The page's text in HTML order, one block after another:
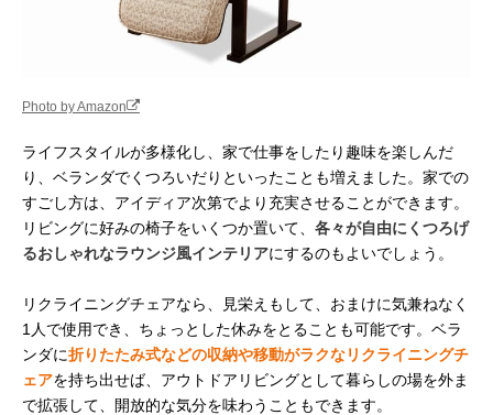
Photo by Amazon
ライフスタイルが多様化し、家で仕事をしたり趣味を楽しんだ
り、ベランダでくつろいだりといったことも増えました。家での
すごし方は、アイディア次第でより充実させることができます。
リビングに好みの椅子をいくつか置いて、 各々が自由にくつろげ
るおしゃれなラウンジ風インテリアにするのもよいでしょう。
リクライニングチェアなら、見栄えもして、おまけに気兼ねなく
1人で使用でき、ちょっとした休みをとることも可能です。ベラ
ンダに折りたたみ式などの収納や移動がラクなリクライニングチ
ェアを持ち出せば、アウトドアリビングとして暮らしの場を外ま
で拡張して、開放的な気分を味わうこともできます。